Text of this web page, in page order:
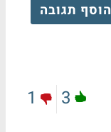
הוסף תגובה
3
1